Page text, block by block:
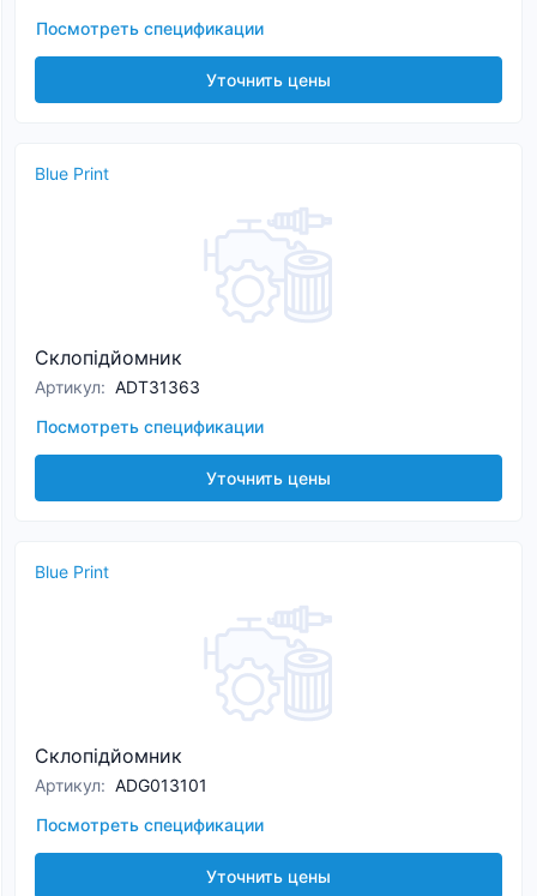
Посмотреть спецификации
Уточнить цены
Blue Print
Склопідйомник
Артикул: ADT31363
Посмотреть спецификации
Уточнить цены
Blue Print
Склопідйомник
Артикул: ADG013101
Посмотреть спецификации
Уточнить цены